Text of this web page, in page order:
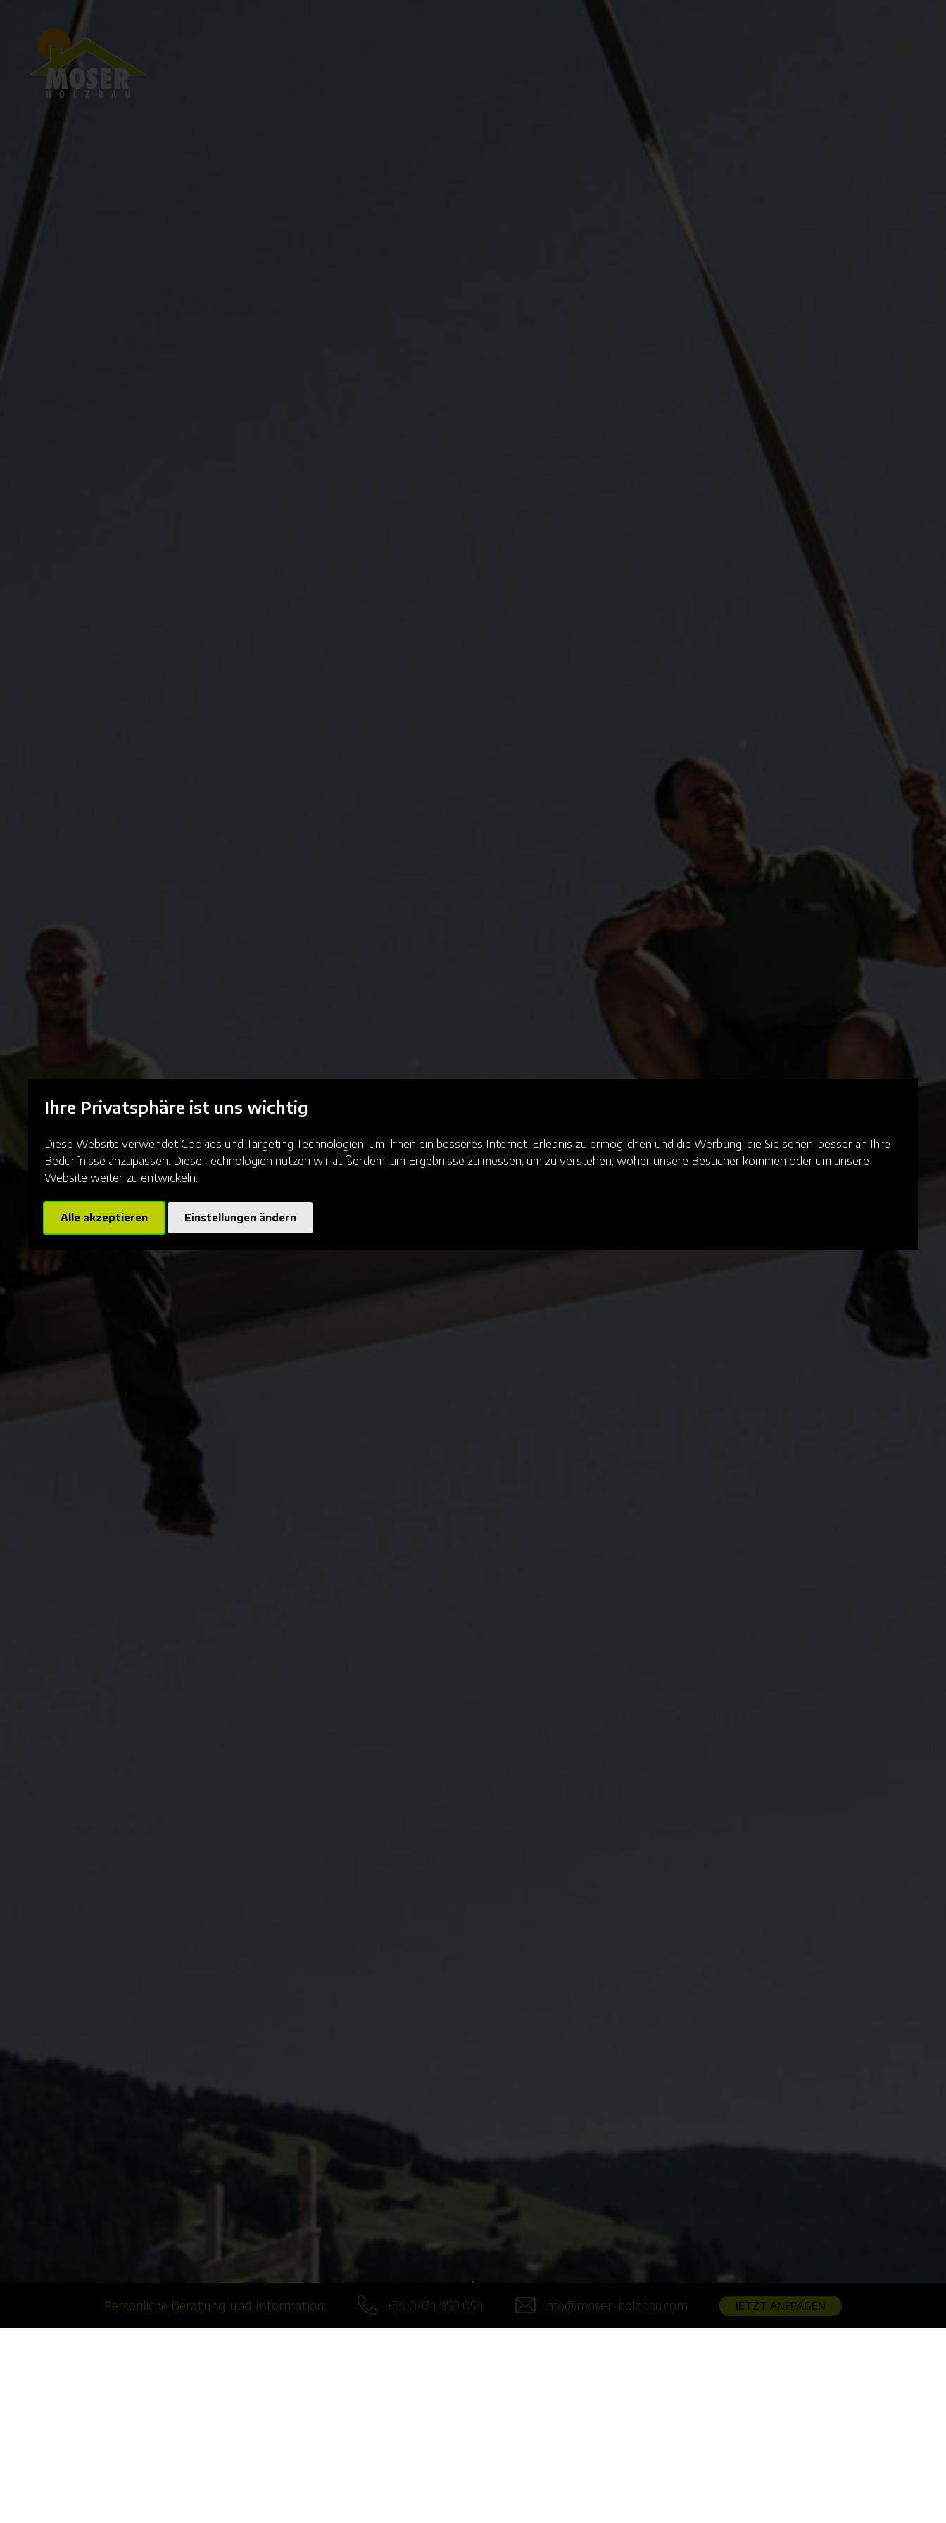
Ihre Privatsphäre ist uns wichtig
Diese Website verwendet Cookies und Targeting Technologien, um Ihnen ein besseres Internet-Erlebnis zu ermöglichen und die Werbung, die Sie sehen, besser an Ihre
Bedürfnisse anzupassen. Diese Technologien nutzen wir außerdem, um Ergebnisse zu messen, um zu verstehen, woher unsere Besucher kommen oder um unsere
Website weiter zu entwickeln.
Alle akzeptieren Einstellungen ändern
Persönliche Beratung und Information: +39 0474 950 054 info@moser-holzbau.com JETZT ANFRAGEN